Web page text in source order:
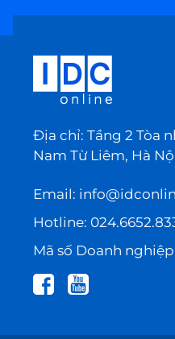
Địa chỉ: Tầng 2 Tòa
Nam Từ Liêm, Hà
Email:
Hotline:
Mã số Doanh